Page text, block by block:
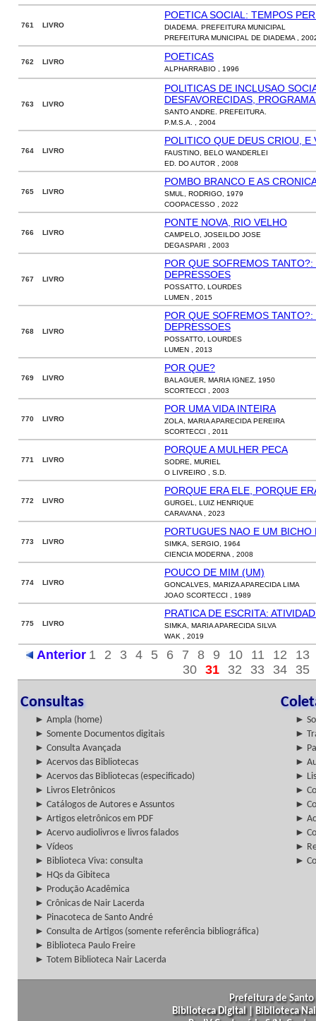
761 LIVRO
POETICA SOCIAL: TEMPOS
DIADEMA. PREFEITURA MUNICIPAL
PREFEITURA MUNICIPAL DE DIADEMA ,
762 LIVRO POETICAS
ALPHARRABIO , 1996
763 LIVRO
POLITICAS DE INCLUSAO
DESFAVORECIDAS,
SANTO ANDRE. PREFEITURA.
P.M.S.A. , 2004
764 LIVRO
POLITICO QUE DEUS CRIOU, E
FAUSTINO, BELO WANDERLEI
ED. DO AUTOR , 2008
765 LIVRO
POMBO BRANCO E AS
SMUL, RODRIGO, 1979
COOPACESSO , 2022
766 LIVRO
PONTE NOVA, RIO VELHO
CAMPELO, JOSEILDO JOSE
DEGASPARI , 2003
767 LIVRO
POR QUE SOFREMOS
DEPRESSOES
POSSATTO, LOURDES
LUMEN , 2015
768 LIVRO
POR QUE SOFREMOS
DEPRESSOES
POSSATTO, LOURDES
LUMEN , 2013
769 LIVRO
POR QUE?
BALAGUER, MARIA IGNEZ, 1950
SCORTECCI , 2003
770 LIVRO
POR UMA VIDA INTEIRA
ZOLA, MARIA APARECIDA PEREIRA
SCORTECCI , 2011
771 LIVRO
PORQUE A MULHER PECA
SODRE, MURIEL
O LIVREIRO , S.D.
772 LIVRO
PORQUE ERA ELE, PORQUE
GURGEL, LUIZ HENRIQUE
CARAVANA , 2023
773 LIVRO
PORTUGUES NAO E UM BICHO
SIMKA, SERGIO, 1964
CIENCIA MODERNA , 2008
774 LIVRO
POUCO DE MIM (UM)
GONCALVES, MARIZA APARECIDA LIMA
JOAO SCORTECCI , 1989
775 LIVRO
PRATICA DE ESCRITA:
SIMKA, MARIA APARECIDA SILVA
WAK , 2019
Anterior 1 2 3 4 5 6 7 8 9 10 11 12
13
30
31 32 33 34 35
Consultas
► Ampla (home)
►
► Somente Documentos digitais
►
► Consulta Avançada
►
► Acervos das Bibliotecas
►
► Acervos das Bibliotecas (especificado)
►
► Livros Eletrônicos
►
► Catálogos de Autores e Assuntos
►
► Artigos eletrônicos em PDF
►
► Acervo audiolivros e livros falados
►
► Vídeos
►
► Biblioteca Viva: consulta
►
► HQs da Gibiteca
► Produção Acadêmica
► Crônicas de Nair Lacerda
► Pinacoteca de Santo André
► Consulta de Artigos (somente referência bibliográfica)
► Biblioteca Paulo Freire
► Totem Biblioteca Nair Lacerda
Prefeitura de
Biblioteca Digital | Biblioteca